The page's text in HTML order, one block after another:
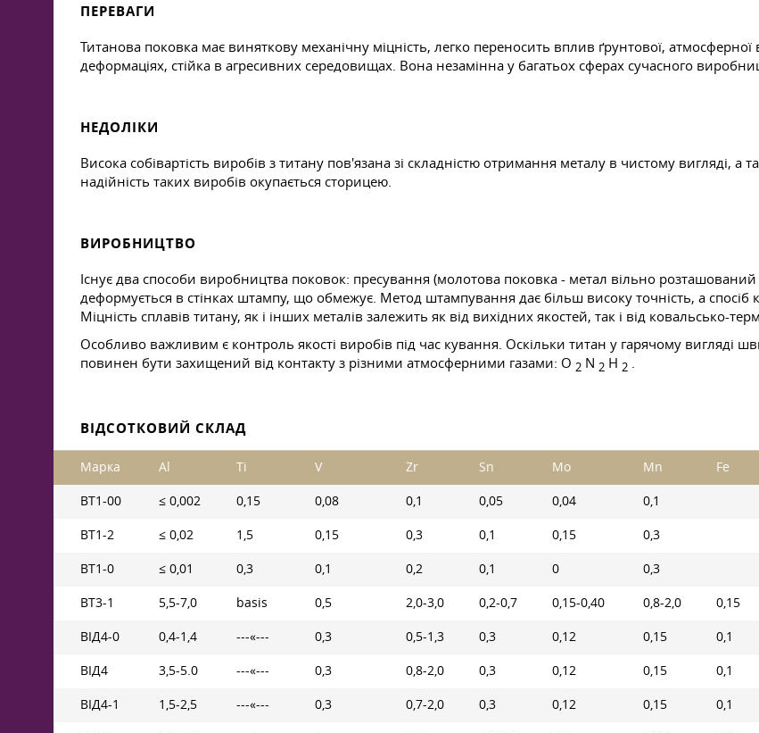
ПЕРЕВАГИ
Титанова поковка має виняткову механічну міцність, легко переносить вплив ґрунтової,
деформаціях, стійка в агресивних середовищах. Вона незамінна у багатьох сферах сучасного
НЕДОЛІКИ
Висока собівартість виробів з титану пов'язана зі складністю отримання металу в чистому вигляді, а
надійність таких виробів окупається сторицею.
ВИРОБНИЦТВО
Існує два способи виробництва поковок: пресування (молотова поковка - метал вільно
деформується в стінках штампу, що обмежує. Метод штампування дає більш високу точність, а спосіб
Міцність сплавів титану, як і інших металів залежить як від вихідних якостей, так і від ковальсько-
Особливо важливим є контроль якості виробів під час кування. Оскільки титан у гарячому вигляді
повинен бути захищений від контакту з різними атмосферними газами: O 2 N 2 Н 2 .
ВІДСОТКОВИЙ СКЛАД
Марка Аl Ti V Zr Sn Мо Mn Fe
ВТ1-00 ≤ 0,002 0,15 0,08 0,1 0,05 0,04 0,1
ВТ1-2 ≤ 0,02 1,5 0,15 0,3 0,1 0,15 0,3
ВТ1-0 ≤ 0,01 0,3 0,1 0,2 0,1 0 0,3
ВТ3-1 5,5-7,0 basis 0,5 2,0-3,0 0,2-0,7 0,15-0,40 0,8-2,0 0,15
ВІД4-0 0,4-1,4 ---«--- 0,3 0,5-1,3 0,3 0,12 0,15 0,1
ВІД4 3,5-5.0 ---«--- 0,3 0,8-2,0 0,3 0,12 0,15 0,1
ВІД4-1 1,5-2,5 ---«--- 0,3 0,7-2,0 0,3 0,12 0,15 0,1